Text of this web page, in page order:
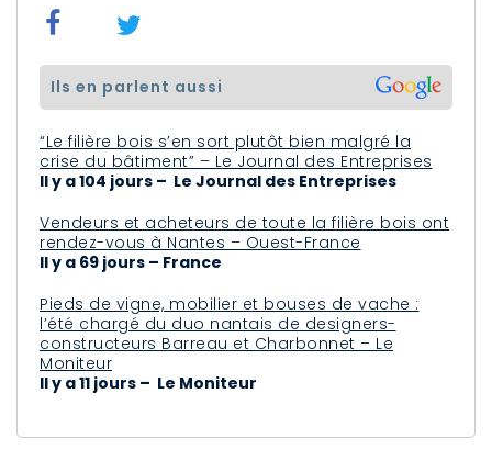
ils en parlent aussi
“Le filière bois s’en sort plutôt bien malgré la
crise du bâtiment” – Le Journal des Entreprises
Il y a 104 jours – Le Journal des Entreprises
Vendeurs et acheteurs de toute la filière bois ont
rendez-vous à Nantes – Ouest-France
Il y a 69 jours – France
Pieds de vigne, mobilier et bouses de vache :
l’été chargé du duo nantais de designers-
constructeurs Barreau et Charbonnet – Le
Moniteur
Il y a 11 jours – Le Moniteur